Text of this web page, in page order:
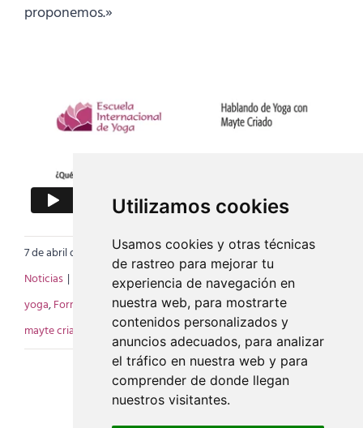
Utilizamos cookies
Usamos cookies y otras técnicas
de rastreo para mejorar tu
experiencia de navegación en
nuestra web, para mostrarte
contenidos personalizados y
anuncios adecuados, para analizar
el tráfico en nuestra web y para
comprender de donde llegan
nuestros visitantes.
proponemos.»
7 de abril de 2021 Categorías:Mayte Criado,
Noticias | Etiquetas:beneficios del Yoga,Energía,formacion de
yoga,Formación Online,Hatha Yoga,Instructores de Yoga
mayte criado
Profesores de Yoga